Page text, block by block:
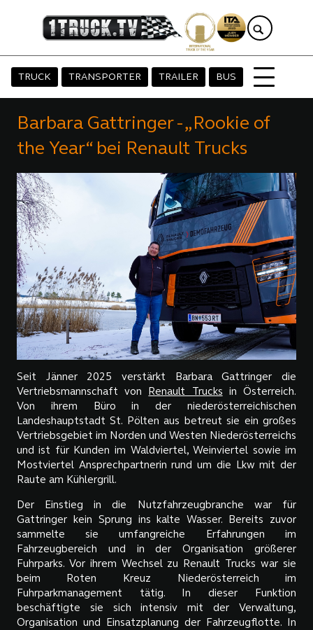
TRUCK TRANSPORTER TRAILER BUS
Barbara Gattringer - „Rookie of
the Year“ bei Renault Trucks
Seit Jänner 2025 verstärkt Barbara Gattringer die
Vertriebsmannschaft von Renault Trucks in Österreich.
Von ihrem Büro in der niederösterreichischen
Landeshauptstadt St. Pölten aus betreut sie ein großes
Vertriebsgebiet im Norden und Westen Niederösterreichs
und ist für Kunden im Waldviertel, Weinviertel sowie im
Mostviertel Ansprechpartnerin rund um die Lkw mit der
Raute am Kühlergrill.
Der Einstieg in die Nutzfahrzeugbranche war für
Gattringer kein Sprung ins kalte Wasser. Bereits zuvor
sammelte sie umfangreiche Erfahrungen im
Fahrzeugbereich und in der Organisation größerer
Fuhrparks. Vor ihrem Wechsel zu Renault Trucks war sie
beim Roten Kreuz Niederösterreich im
Fuhrparkmanagement tätig. In dieser Funktion
beschäftigte sie sich intensiv mit der Verwaltung,
Organisation und Einsatzplanung der Fahrzeugflotte. In